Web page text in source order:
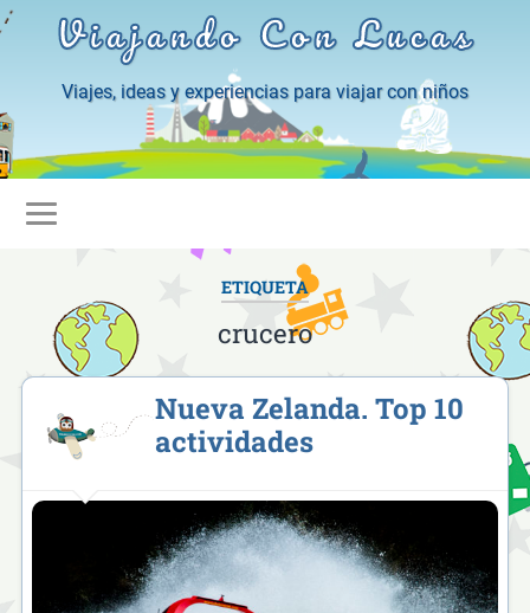
Viajando Con Lucas
Viajes, ideas y experiencias para viajar con niños
ETIQUETA
crucero
Nueva Zelanda. Top 10
actividades